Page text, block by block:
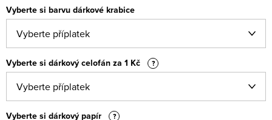
Vyberte si barvu dárkové krabice
Vyberte si dárkový celofán za 1 Kč ?
Vyberte si dárkový papír ?